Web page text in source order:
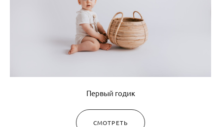
Первый годик
СМОТРЕТЬ